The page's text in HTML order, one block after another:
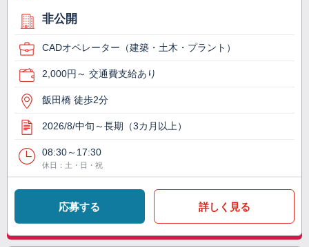
非公開
CADオペレーター（建築・土木・プラント）
2,000円～ 交通費支給あり
飯田橋 徒歩2分
2026/8/中旬～長期（3カ月以上）
08:30～17:30
休日：土・日・祝
応募する 詳しく見る